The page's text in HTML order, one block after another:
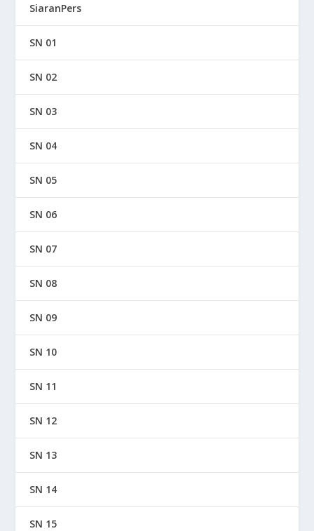
SiaranPers
SN 01
SN 02
SN 03
SN 04
SN 05
SN 06
SN 07
SN 08
SN 09
SN 10
SN 11
SN 12
SN 13
SN 14
SN 15